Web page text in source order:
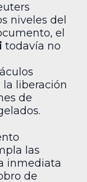
niveles del
el
todavía no
liberación
de
las
inmediata
de